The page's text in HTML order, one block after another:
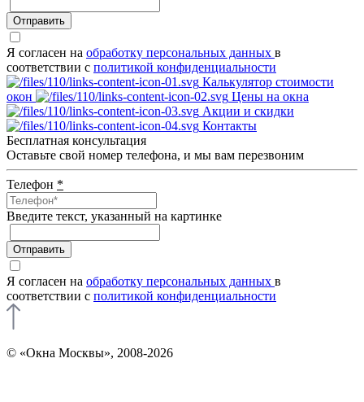
Отправить
Я согласен на обработку персональных данных в
соответствии с политикой конфиденциальности
Калькулятор стоимости
окон
Цены на окна
Акции и скидки
Контакты
Бесплатная консультация
Оставьте свой номер телефона, и мы вам перезвоним
Телефон *
Введите текcт, указанный на картинке
Отправить
Я согласен на обработку персональных данных в
соответствии с политикой конфиденциальности
© «Окна Москвы», 2008-2026